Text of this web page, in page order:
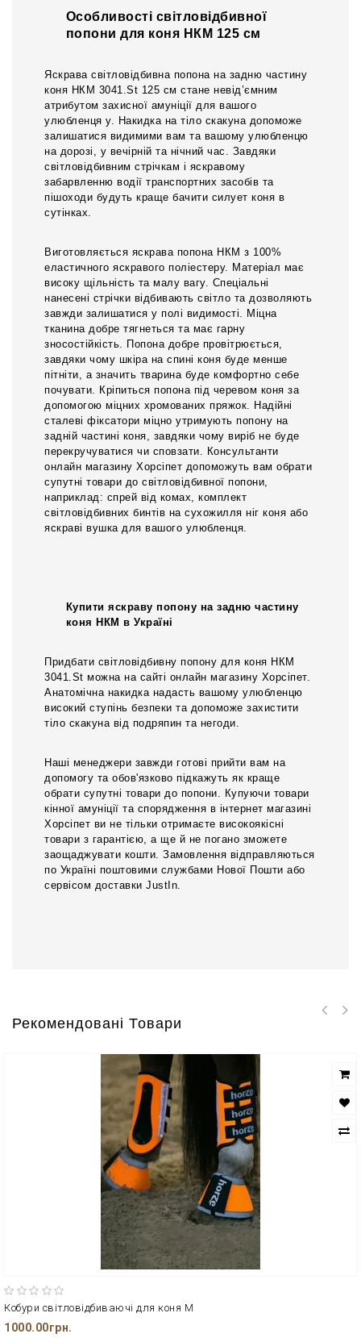
Особливості світловідбивної
попони для коня НКМ 125 см
Яскрава світловідбивна попона на задню частину
коня НКМ 3041.St 125 см стане невід’ємним
атрибутом захисної амуніції для вашого
улюбленця у. Накидка на тіло скакуна допоможе
залишатися видимими вам та вашому улюбленцю
на дорозі, у вечірній та нічний час. Завдяки
світловідбивним стрічкам і яскравому
забарвленню водії транспортних засобів та
пішоходи будуть краще бачити силует коня в
сутінках.
Виготовляється яскрава попона НКМ з 100%
еластичного яскравого поліестеру. Матеріал має
високу щільність та малу вагу. Спеціальні
нанесені стрічки відбивають світло та дозволяють
завжди залишатися у полі видимості. Міцна
тканина добре тягнеться та має гарну
зносостійкість. Попона добре провітрюється,
завдяки чому шкіра на спині коня буде менше
пітніти, а значить тварина буде комфортно себе
почувати. Кріпиться попона під черевом коня за
допомогою міцних хромованих пряжок. Надійні
сталеві фіксатори міцно утримують попону на
задній частині коня, завдяки чому виріб не буде
перекручуватися чи сповзати. Консультанти
онлайн магазину Хорсіпет допоможуть вам обрати
супутні товари до світловідбивної попони,
наприклад: спрей від комах, комплект
світловідбивних бинтів на сухожилля ніг коня або
яскраві вушка для вашого улюбленця.
Купити яскраву попону на задню частину
коня НКМ в Україні
Придбати світловідбивну попону для коня НКМ
3041.St можна на сайті онлайн магазину Хорсіпет.
Анатомічна накидка надасть вашому улюбленцю
високий ступінь безпеки та допоможе захистити
тіло скакуна від подряпин та негоди.
Наші менеджери завжди готові прийти вам на
допомогу та обов'язково підкажуть як краще
обрати супутні товари до попони. Купуючи товари
кінної амуніції та спорядження в інтернет магазині
Хорсіпет ви не тільки отримаєте високоякісні
товари з гарантією, а ще й не погано зможете
заощаджувати кошти. Замовлення відправляються
по Україні поштовими службами Нової Пошти або
сервісом доставки JustIn.
Рекомендовані Товари
Кобури світловідбиваючі для коня M
1000.00грн.